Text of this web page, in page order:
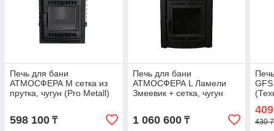
Печь для бани
АТМОСФЕРА М сетка из
прутка, чугун (Pro Metall)
598 100 ₸
Печь для бани
АТМОСФЕРА L Ламели
Змеевик + сетка, чугун
1 060 600₸ 430